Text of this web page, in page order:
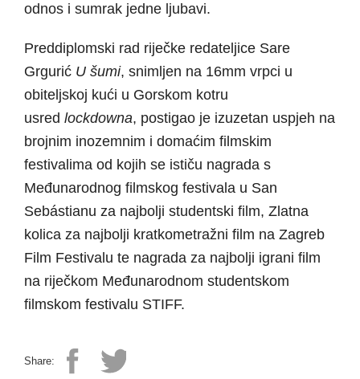
odnos i sumrak jedne ljubavi.
Preddiplomski rad riječke redateljice Sare
Grgurić U šumi, snimljen na 16mm vrpci u
obiteljskoj kući u Gorskom kotru
usred lockdowna, postigao je izuzetan uspjeh na
brojnim inozemnim i domaćim filmskim
festivalima od kojih se ističu nagrada s
Međunarodnog filmskog festivala u San
Sebástianu za najbolji studentski film, Zlatna
kolica za najbolji kratkometražni film na Zagreb
Film Festivalu te nagrada za najbolji igrani film
na riječkom Međunarodnom studentskom
filmskom festivalu STIFF.
Share: